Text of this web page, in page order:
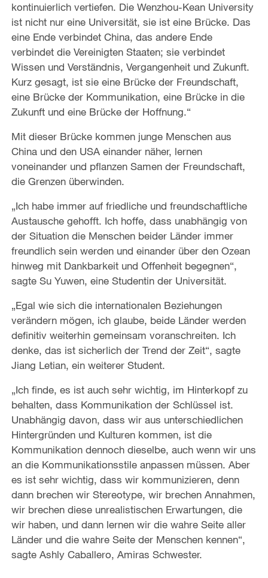
kontinuierlich vertiefen. Die Wenzhou-Kean University
ist nicht nur eine Universität, sie ist eine Brücke. Das
eine Ende verbindet China, das andere Ende
verbindet die Vereinigten Staaten; sie verbindet
Wissen und Verständnis, Vergangenheit und Zukunft.
Kurz gesagt, ist sie eine Brücke der Freundschaft,
eine Brücke der Kommunikation, eine Brücke in die
Zukunft und eine Brücke der Hoffnung.“
Mit dieser Brücke kommen junge Menschen aus
China und den USA einander näher, lernen
voneinander und pflanzen Samen der Freundschaft,
die Grenzen überwinden.
„Ich habe immer auf friedliche und freundschaftliche
Austausche gehofft. Ich hoffe, dass unabhängig von
der Situation die Menschen beider Länder immer
freundlich sein werden und einander über den Ozean
hinweg mit Dankbarkeit und Offenheit begegnen“,
sagte Su Yuwen, eine Studentin der Universität.
„Egal wie sich die internationalen Beziehungen
verändern mögen, ich glaube, beide Länder werden
definitiv weiterhin gemeinsam voranschreiten. Ich
denke, das ist sicherlich der Trend der Zeit“, sagte
Jiang Letian, ein weiterer Student.
„Ich finde, es ist auch sehr wichtig, im Hinterkopf zu
behalten, dass Kommunikation der Schlüssel ist.
Unabhängig davon, dass wir aus unterschiedlichen
Hintergründen und Kulturen kommen, ist die
Kommunikation dennoch dieselbe, auch wenn wir uns
an die Kommunikationsstile anpassen müssen. Aber
es ist sehr wichtig, dass wir kommunizieren, denn
dann brechen wir Stereotype, wir brechen Annahmen,
wir brechen diese unrealistischen Erwartungen, die
wir haben, und dann lernen wir die wahre Seite aller
Länder und die wahre Seite der Menschen kennen“,
sagte Ashly Caballero, Amiras Schwester.